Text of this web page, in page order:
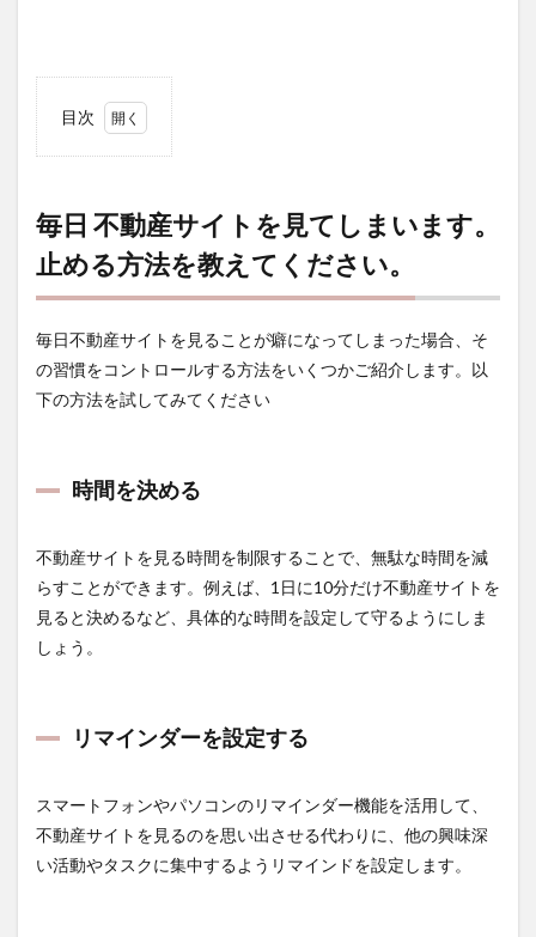
目次
産サ
イト
を見
てし
まい
す。
止め
法を
い。
時間
を決
める
リマ
を設
定す
1.3
別の
や活
毎日 不動産サイトを見てしまいます。
止める方法を教えてください。
毎日不動産サイトを見ることが癖になってしまった場合、そ
の習慣をコントロールする方法をいくつかご紹介します。以
下の方法を試してみてください
時間を決める
不動産サイトを見る時間を制限することで、無駄な時間を減
らすことができます。例えば、1日に10分だけ不動産サイトを
見ると決めるなど、具体的な時間を設定して守るようにしま
しょう。
リマインダーを設定する
スマートフォンやパソコンのリマインダー機能を活用して、
不動産サイトを見るのを思い出させる代わりに、他の興味深
い活動やタスクに集中するようリマインドを設定します。